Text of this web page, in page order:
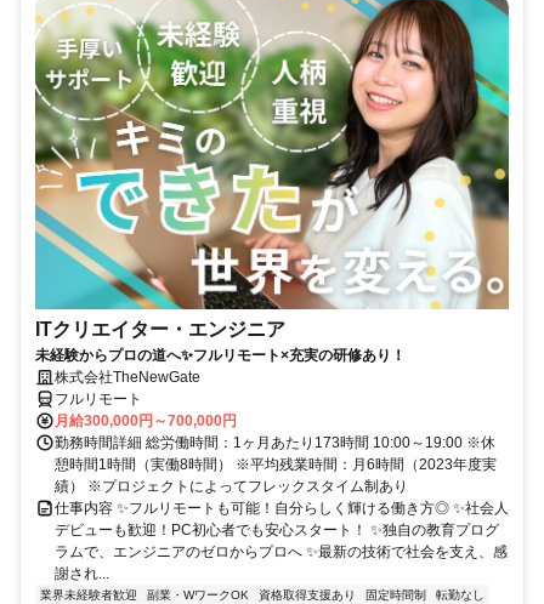
ITクリエイター・エンジニア
未経験からプロの道へ✨フルリモート×充実の研修あり！
株式会社TheNewGate
フルリモート
月給300,000円～700,000円
勤務時間詳細 総労働時間：1ヶ月あたり173時間 10:00～19:00 ※休
憩時間1時間（実働8時間） ※平均残業時間：月6時間（2023年度実
績） ※プロジェクトによってフレックスタイム制あり
仕事内容 ✨フルリモートも可能！自分らしく輝ける働き方◎ ✨社会人
デビューも歓迎！PC初心者でも安心スタート！ ✨独自の教育プログ
ラムで、エンジニアのゼロからプロへ ✨最新の技術で社会を支え、感
謝され...
業界未経験者歓迎 副業・WワークOK 資格取得支援あり 固定時間制
転勤なし